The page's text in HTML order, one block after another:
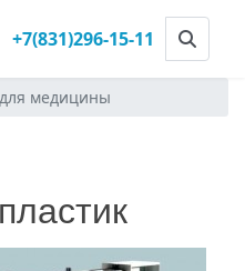
+7(831)296-15-11
для медицины